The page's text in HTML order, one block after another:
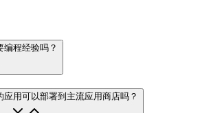
编程经验吗？
应用可以部署到主流应用商店吗？